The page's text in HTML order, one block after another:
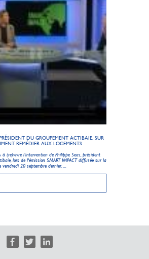
DU GROUPEMENT ACTIBAIE, SUR
REMÉDIER AUX LOGEMENTS
à (re)vivre l'intervention de Philippe Seas, président
lors de l'émission SMART IMPACT diffusée sur la
vendredi 20 septembre dernier. ...